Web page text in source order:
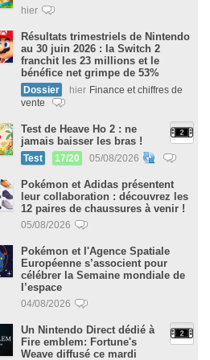
hier
Résultats trimestriels de Nintendo
au 30 juin 2026 : la Switch 2
franchit les 23 millions et le
bénéfice net grimpe de 53%
Dossier hier Finance et chiffres de
vente
Test de Heave Ho 2 : ne
jamais baisser les bras !
Test 17/20 05/08/2026
Pokémon et Adidas présentent
leur collaboration : découvrez les
12 paires de chaussures à venir !
05/08/2026
Pokémon et l'Agence Spatiale
Européenne s’associent pour
célébrer la Semaine mondiale de
l’espace
04/08/2026
Un Nintendo Direct dédié à
Fire emblem: Fortune's
Weave diffusé ce mardi